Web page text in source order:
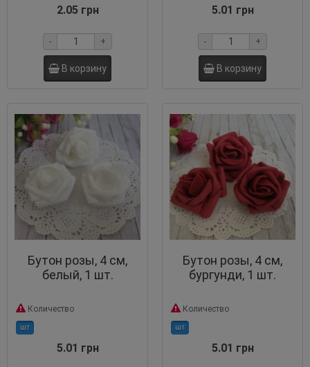
2.05 грн
- +
В корзину
5.01 грн
- +
В корзину
Бутон розы, 4 см,
белый, 1 шт.
Количество
шт
5.01 грн
Бутон розы, 4 см,
бургунди, 1 шт.
Количество
шт
5.01 грн